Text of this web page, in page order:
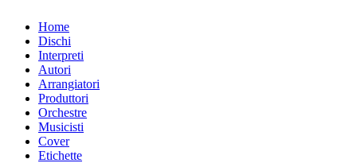
Home
Dischi
Interpreti
Autori
Arrangiatori
Produttori
Orchestre
Musicisti
Cover
Etichette